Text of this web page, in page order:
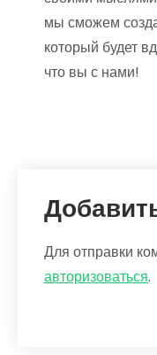
мы сможем
который будет
что вы с нами!
Для отправки
авторизоваться.